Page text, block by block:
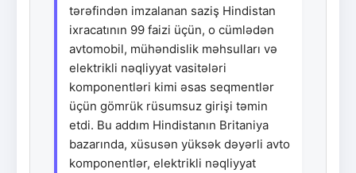
tərəfindən imzalanan saziş Hindistan
ixracatının 99 faizi üçün, o cümlədən
avtomobil, mühəndislik məhsulları və
elektrikli nəqliyyat vasitələri
komponentləri kimi əsas seqmentlər
üçün gömrük rüsumsuz girişi təmin
etdi. Bu addım Hindistanın Britaniya
bazarında, xüsusən yüksək dəyərli avto
komponentlər, elektrikli nəqliyyat